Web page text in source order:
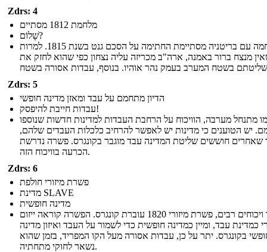
Zdrs: 4
מלחמת 1812 מסתיים
שָׁלוֹם?
מלחמה עם בריטניה מסתיימת החתימה על הסכם גנט בשנת 1815. למרות
מנצח ברור באמנה, ארה"ב מכריזה עליה נצחון כפי שהוא לחזק את
Zdrs: 5
הדיון מתחמם על עבד ומאזן מדינה חופשי
עבדות חייבת להיפסק!
מתנחל מערבה, הוויכוח על הרחבת העבדות למדינות חדשות שנוספו
יש הטוענים כי מדינות יש לאפשר להרחיב כלכלות העבדים שלהם,
שאחרים חוששים שליטת המדינה עבד מוגבר בקונגרס. פשרה נדרשת
הכרעה בוויכוח הזה.
Zdrs: 6
פשרת מיזורי חולפת
מדינת SLAVE
מדינה חופשית
לאחר ויכוחים רבים, פשרת מיזורי 1820 עוברת קונגרס. הפשרה קוראה ייזום
כמדינת עבד, ומיין כמדינה חופשית כדי לשמור על העבד ואיזון מדינה
בקונגרס. יתר על כן, עבדות אסורה מעל הקו המפריד, בזמן שהוא
נשאר לחוקי מתחתיה.